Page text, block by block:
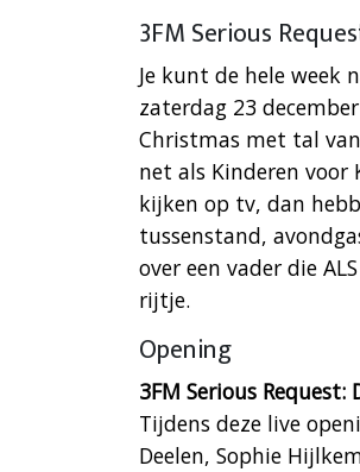
3FM Serious
Je kunt de hele week
zaterdag 23
Christmas met tal
net als Kinderen voor
kijken op tv, dan
tussenstand,
over een vader die
rijtje.
Opening
3FM Serious
Tijdens deze live
Deelen, Sophie